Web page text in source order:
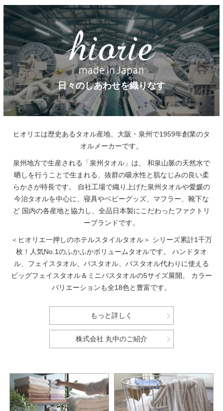
日々のしあわせを織りなす
ヒオリエは歴史あるタオル産地、大阪・泉州で1959年創業のタ
オルメーカーです。
泉州地方で生産される「泉州タオル」は、
和泉山脈の天然水で
晒しを行うことで生まれる、抜群の吸水性と肌なじみの良い柔
らかさが特長です。
自社工場で織り上げた泉州タオルや愛媛の
今治タオルを中心に、寝具やベビーグッズ、マフラー、靴下な
ど 国内の各産地と協力し、全品日本製にこだわったファクトリ
ーブランドです。
＜ヒオリエ一押しのホテルスタイルタオル＞ シリーズ累計1千万
枚！人気No.1のふかふかボリュームタオルです。
ハンドタオ
ル、フェイスタオル、バスタオル、バスタオル代わりに使える
ビッグフェイスタオル＆ミニバスタオルの5サイズ展開。
カラー
バリエーションも全18色と豊富です。
もっと詳しく
株式会社 丸中のご紹介